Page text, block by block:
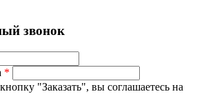
звонок
*
"Заказать", вы соглашаетесь на